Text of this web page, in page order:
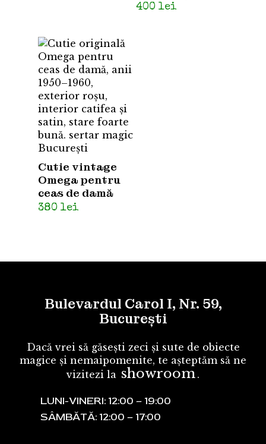
400lei
Cutie vintage
Omega pentru
ceas de damă
380 lei
Bulevardul Carol I, Nr. 59,
București
Dacă vrei să găsești zeci și sute de obiecte
magice și nemaipomenite, te așteptăm să ne
vizitezi la showroom .
LUNI-VINERI: 12:00 – 19:00
SÂMBĂTĂ: 12:00 – 17:00